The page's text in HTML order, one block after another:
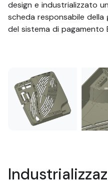
design e industrializzato
scheda responsabile
del sistema di pagamento